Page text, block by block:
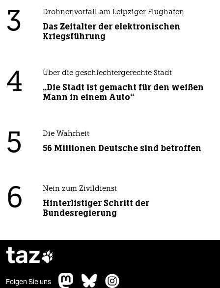
3 Drohnenvorfall am Leipziger Flughafen
Das Zeitalter der elektronischen
Kriegsführung
4 Über die geschlechtergerechte Stadt
„Die Stadt ist gemacht für den weißen
Mann in einem Auto“
5 Die Wahrheit
56 Millionen Deutsche sind betroffen
6 Nein zum Zivildienst
Hinterlistiger Schritt der
Bundesregierung
taz
Folgen Sie uns